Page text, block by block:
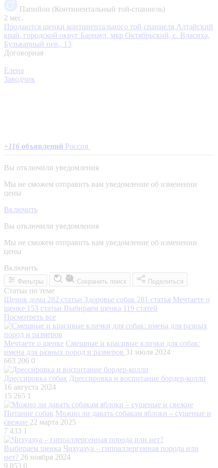
Папийон (Континентальный той-спаниель)
2 мес.
Продаются щенки континентального той спаниеля Алтайский
край, городской округ Барнаул, мкр Октябрьский, с. Власиха,
Бульварный пер., 13
Договорная
Елена
Заводчик
+116 объявлений Россия
Вы отключили уведомления
Мы не сможем отправить вам уведомление об изменении
цены
Включить
Вы отключили уведомления
Мы не сможем отправить вам уведомление об изменении
цены
Включить
Фильтры Сохранить поиск Поделиться
Статьи по теме
Щенок дома 282 статьи Здоровье собак 281 статья Мечтаете о
щенке 153 статьи Выбираем щенка 119 статей
Посмотреть все
Мечтаете о щенке Смешные и красивые клички для собак:
имена для разных пород и размеров 31 июля 2024
663 206 0
Дрессировка собак Дрессировка и воспитание бордер-колли
16 августа 2024
15 265 1
Питание собак Можно ли давать собакам яблоки – сушеные и
свежие 22 марта 2025
7 433 1
Выбираем щенка Чихуахуа – гипоаллергенная порода или
нет? 26 ноября 2024
9 853 0